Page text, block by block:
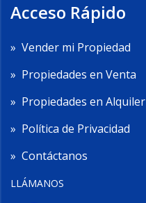
Acceso Rápido
» Vender mi Propiedad
» Propiedades en Venta
» Propiedades en Alquiler
» Política de Privacidad
» Contáctanos
LLÁMANOS